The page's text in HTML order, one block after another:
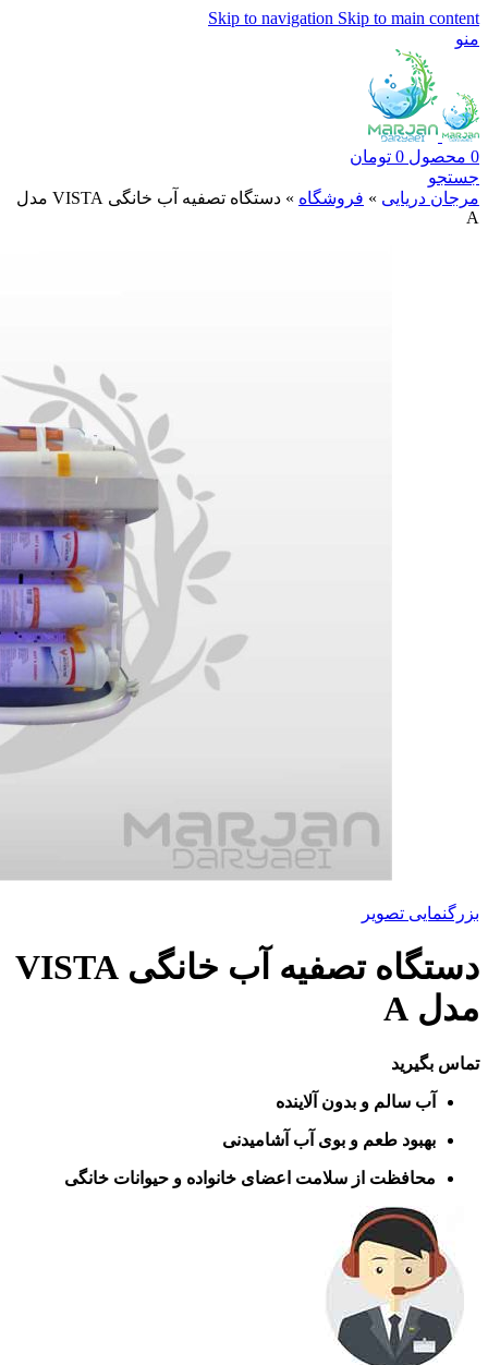
Skip to navigation Skip to main content
منو
0 محصول 0 تومان
جستجو
مرجان دریایی » فروشگاه »
دستگاه تصفیه آب خانگی VISTA مدل
A
بزرگنمایی تصویر
دستگاه تصفیه آب خانگی VISTA
مدل A
تماس بگیرید
آب سالم و بدون آلاینده
بهبود طعم و بوی آب آشامیدنی
محافظت از سلامت اعضای خانواده و حیوانات خانگی